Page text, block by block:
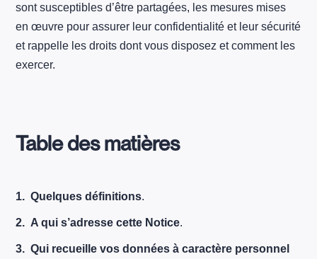
sont susceptibles d’être partagées, les mesures mises
en œuvre pour assurer leur confidentialité et leur sécurité
et rappelle les droits dont vous disposez et comment les
exercer.
Table des matières
1. Quelques définitions.
2. A qui s’adresse cette Notice.
3. Qui recueille vos données à caractère personnel